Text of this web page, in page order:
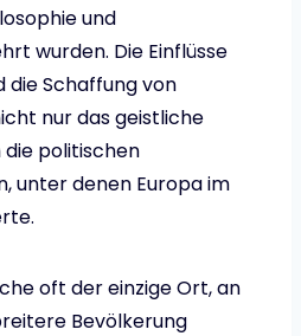
und
wurden. Die Einflüsse
die Schaffung von
nur das geistliche
die politischen
unter denen Europa im
oft der einzige Ort, an
Bevölkerung